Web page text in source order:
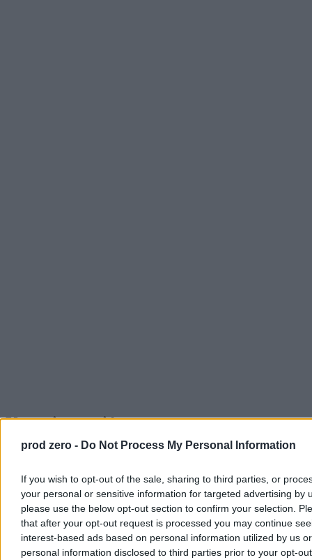
prod zero - Do Not Process My Personal Information
If you wish to opt-out of the sale, sharing to third parties, or
your personal or sensitive information for targeted advertising by
please use the below opt-out section to confirm your selection.
that after your opt-out request is processed you may continue
interest-based ads based on personal information utilized by us or
personal information disclosed to third parties prior to your opt-
Karanie uczniów
Przy zastosowaniu oceny holistycznej – uczniowie zdolni nie są już
Efekty osiągają bez zasługi – nie zasługują więc na nagrody. W ten
sposób ideę wspierania uczniów mających problemy przekształcono
w ideę karania uczniów bez problemów. Bo niby za co mamy ich
nagradzać? Bo my wykuwamy nową wizję szkolnego sukcesu
opartą na zasadzie:„wszyscy uczniowie zasługują na uznanie”.
To całkowicie eliminuje problem uczniów zdolnych. Jeżeli bowiem
wszyscy są najlepsi, to nikt nie jest dobry.